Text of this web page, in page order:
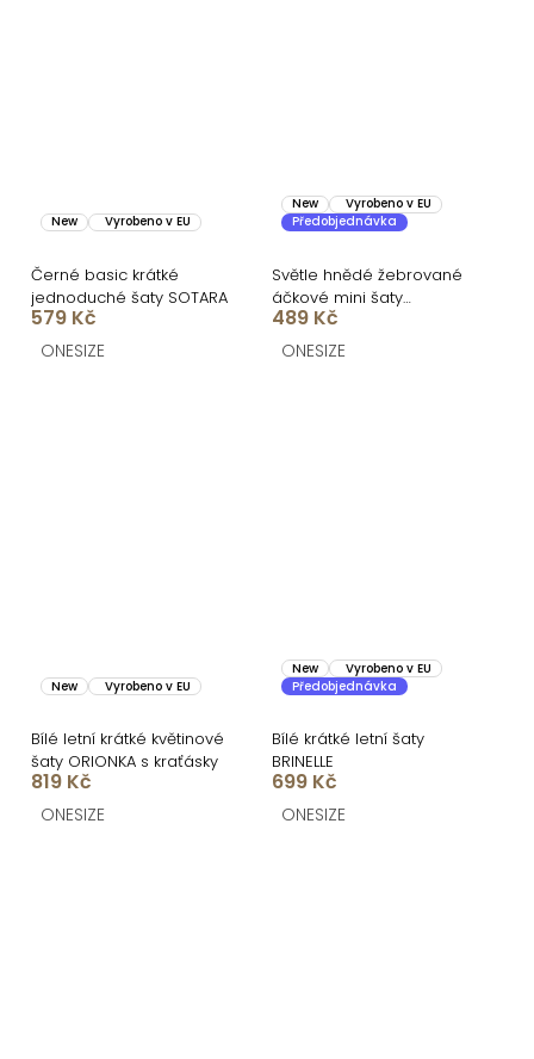
New Vyrobeno v EU
Černé basic krátké
jednoduché šaty SOTARA
579 Kč
ONESIZE
New
Vyrobeno v EU
Předobjednávka
Světle hnědé žebrované
áčkové mini šaty
CASSYNE
489 Kč
ONESIZE
New Vyrobeno v EU
Bílé letní krátké květinové
šaty ORIONKA s kraťásky
819 Kč
ONESIZE
New
Vyrobeno v EU
Předobjednávka
Bílé krátké letní šaty
BRINELLE
699 Kč
ONESIZE